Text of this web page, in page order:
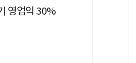
영업익 30%